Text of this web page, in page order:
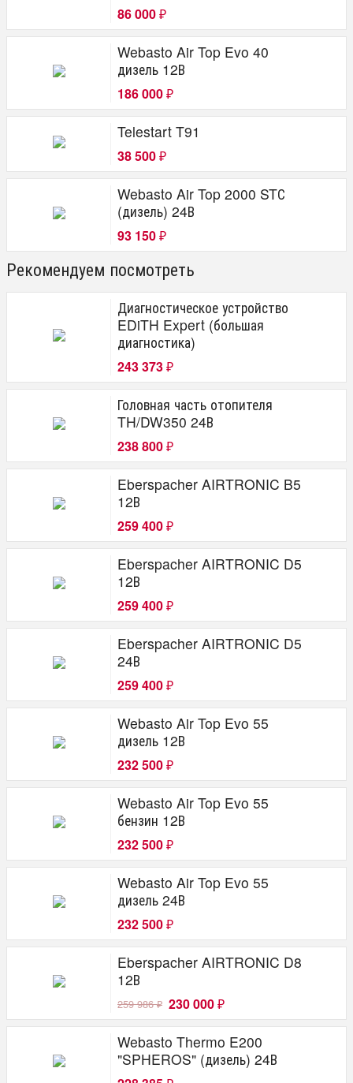
86 000 ₽
Webasto Air Top Evo 40
дизель 12В
186 000 ₽
Telestart T91
38 500 ₽
Webasto Air Top 2000 STС
(дизель) 24В
93 150 ₽
Рекомендуем посмотреть
Диагностическое устройство
EDiTH Expert (большая
диагностика)
243 373 ₽
Головная часть отопителя
TH/DW350 24В
238 800 ₽
Eberspacher AIRTRONIC B5
12В
259 400 ₽
Eberspacher AIRTRONIC D5
12В
259 400 ₽
Eberspacher AIRTRONIC D5
24В
259 400 ₽
Webasto Air Top Evo 55
дизель 12В
232 500 ₽
Webasto Air Top Evo 55
бензин 12В
232 500 ₽
Webasto Air Top Evo 55
дизель 24В
232 500 ₽
Eberspacher AIRTRONIC D8
12В
259 986₽ 230 000 ₽
Webasto Thermo E200
"SPHEROS" (дизель) 24В